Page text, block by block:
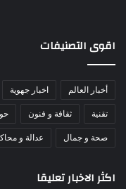
اقوى التصنيفات
أخبار العالم اخبار جهوية
تقنية ثقافة و فنون
صحة و جمال عدالة و
اكثر الاخبار تعليقا